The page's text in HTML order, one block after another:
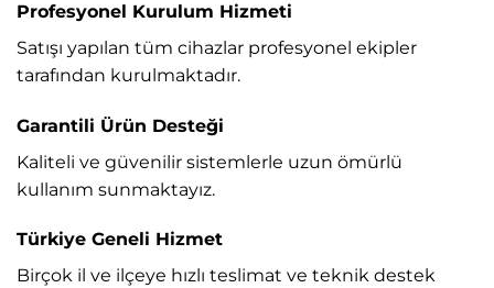
Profesyonel Kurulum Hizmeti
Satışı yapılan tüm cihazlar profesyonel ekipler
tarafından kurulmaktadır.
Garantili Ürün Desteği
Kaliteli ve güvenilir sistemlerle uzun ömürlü
kullanım sunmaktayız.
Türkiye Geneli Hizmet
Birçok il ve ilçeye hızlı teslimat ve teknik destek